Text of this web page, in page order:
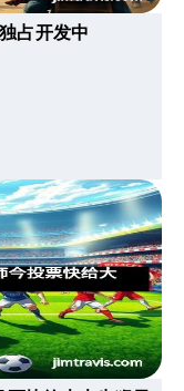
占开发中